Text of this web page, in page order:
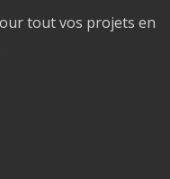
tout vos projets en